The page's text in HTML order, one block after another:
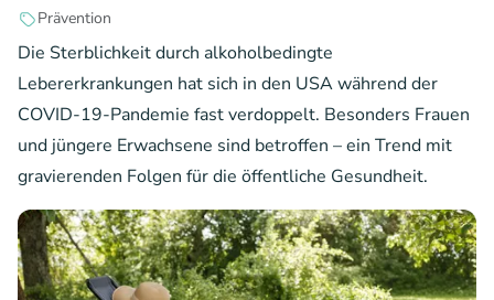
Prävention
Die Sterblichkeit durch alkoholbedingte
Lebererkrankungen hat sich in den USA während der
COVID-19-Pandemie fast verdoppelt. Besonders Frauen
und jüngere Erwachsene sind betroffen – ein Trend mit
gravierenden Folgen für die öffentliche Gesundheit.